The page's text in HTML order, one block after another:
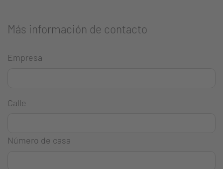
Más información de contacto
Empresa
Calle
Número de casa